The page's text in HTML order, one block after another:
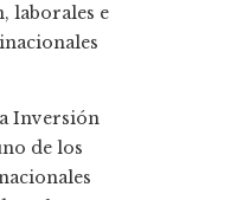
laborales e
Inversión
de los